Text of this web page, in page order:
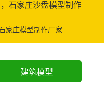
石家庄沙盘模型制作
家庄模型制作厂家
建筑模型